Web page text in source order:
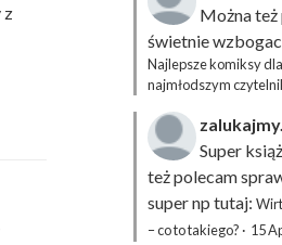
z
Można też
świetnie
Najlepsze komiksy
najmłodszym
Super
też polecam
super np tutaj:
– co to takiego? · 15